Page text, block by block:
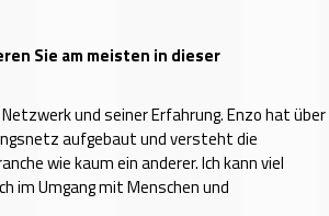
Sie am meisten in dieser
und seiner Erfahrung. Enzo hat über
aufgebaut und versteht die
wie kaum ein anderer. Ich kann viel
im Umgang mit Menschen und